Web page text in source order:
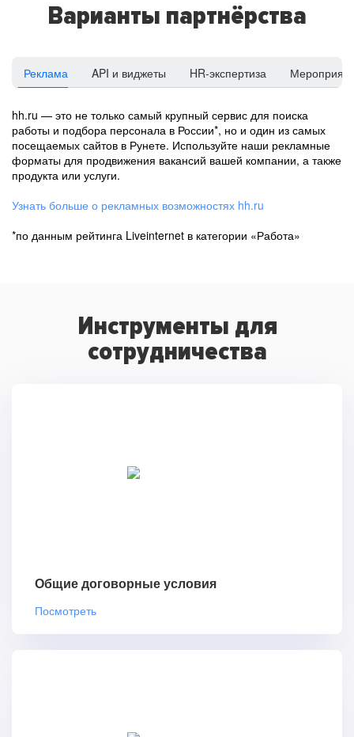
Варианты партнёрства
Реклама API и виджеты HR-экспертиза
hh.ru — это не только самый крупный сервис для поиска
работы и подбора персонала в России*, но и один из самых
посещаемых сайтов в Рунете. Используйте наши рекламные
форматы для продвижения вакансий вашей компании, а также
продукта или услуги.
Узнать больше о рекламных возможностях hh.ru
*по данным рейтинга Liveinternet в категории «Работа»
Инструменты для
сотрудничества
Общие договорные условия
Посмотреть